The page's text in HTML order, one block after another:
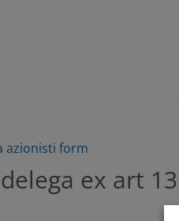
azionisti form
ex art